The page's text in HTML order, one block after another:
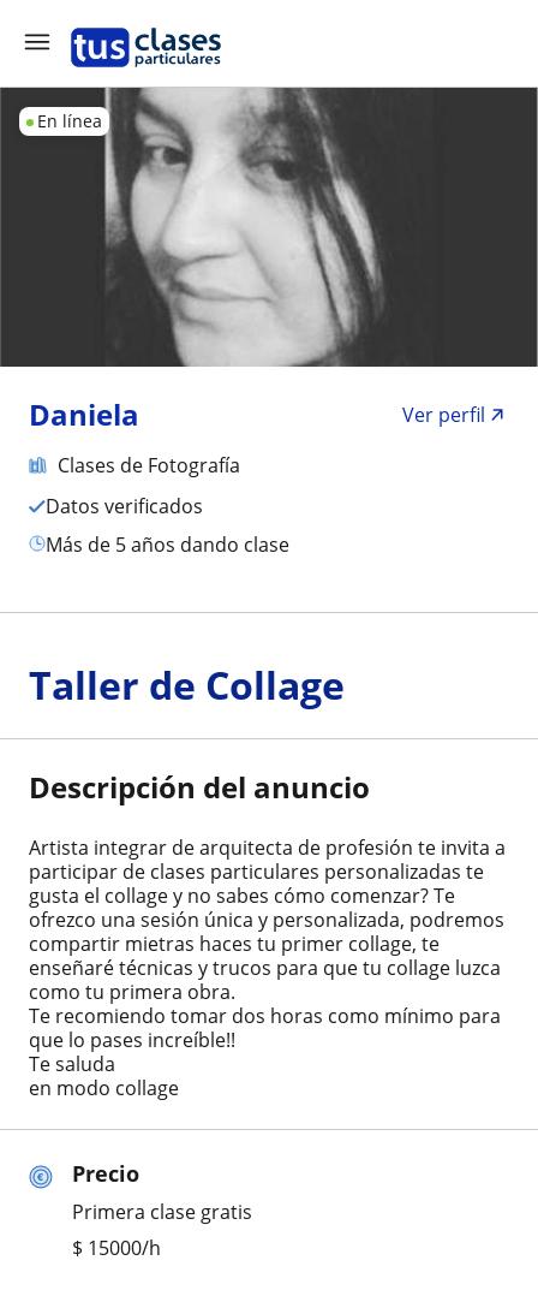
En línea
Daniela
Ver perfil
Clases de Fotografía
Datos verificados
más de 5 años dando clase
Precio
Primera clase gratis
$ 15000/h
Taller de Collage
Descripción del anuncio
Artista integrar de arquitecta de profesión te invita a
participar de clases particulares personalizadas te
gusta el collage y no sabes cómo comenzar? Te
ofrezco una sesión única y personalizada, podremos
compartir mietras haces tu primer collage, te
enseñaré técnicas y trucos para que tu collage luzca
como tu primera obra.
Te recomiendo tomar dos horas como mínimo para
que lo pases increíble!!
Te saluda
en modo collage